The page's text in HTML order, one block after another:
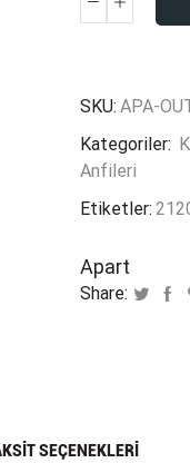
Apart
SKU: APA-
Kategoriler:
Anfileri
Etiketler:
Apart
Share:
SEÇENEKLERI